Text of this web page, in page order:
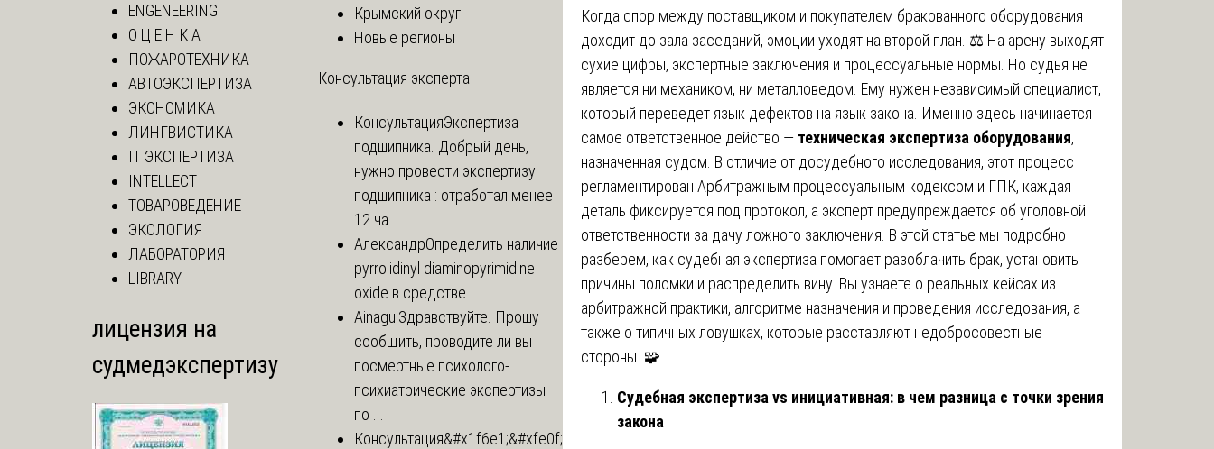
Когда спор между поставщиком и покупателем бракованного оборудования
доходит до зала заседаний, эмоции уходят на второй план. ⚖️ На арену выходят
сухие цифры, экспертные заключения и процессуальные нормы. Но судья не
является ни механиком, ни металловедом. Ему нужен независимый специалист,
который переведет язык дефектов на язык закона. Именно здесь начинается
самое ответственное действо — техническая экспертиза оборудования,
назначенная судом. В отличие от досудебного исследования, этот процесс
регламентирован Арбитражным процессуальным кодексом и ГПК, каждая
деталь фиксируется под протокол, а эксперт предупреждается об уголовной
ответственности за дачу ложного заключения. В этой статье мы подробно
разберем, как судебная экспертиза помогает разоблачить брак, установить
причины поломки и распределить вину. Вы узнаете о реальных кейсах из
арбитражной практики, алгоритме назначения и проведения исследования, а
также о типичных ловушках, которые расставляют недобросовестные
стороны. 🧩
Судебная экспертиза vs инициативная: в чем разница с точки зрения
закона
ENGENEERING
О Ц Е Н К А
ПОЖАРОТЕХНИКА
АВТОЭКСПЕРТИЗА
ЭКОНОМИКА
ЛИНГВИСТИКА
IT ЭКСПЕРТИЗА
INTELLECT
ТОВАРОВЕДЕНИЕ
ЭКОЛОГИЯ
ЛАБОРАТОРИЯ
LIBRARY
лицензия на
судмедэкспертизу
Крымский округ
Новые регионы
Консультация эксперта
КонсультацияЭкспертиза
подшипника. Добрый день,
нужно провести экспертизу
подшипника : отработал менее
12 ча...
АлександрОпределить наличие
pyrrolidinyl diaminopyrimidine
oxide в средстве.
Ainagul Здравствуйте. Прошу
сообщить, проводите ли вы
посмертные психолого-
психиатрические экспертизы
по ...
Консультация&#x1f6e1;&#xfe0f;